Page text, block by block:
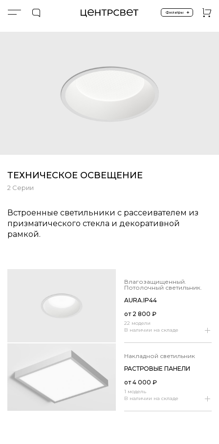
Фильтры +
ТЕХНИЧЕСКОЕ ОСВЕЩЕНИЕ
2 Серии
Встроенные светильники с рассеивателем из
призматического стекла и декоративной
рамкой.
Влагозащищенный.
Потолочный светильник.
22 модели
В наличии на складе
AURA.​IP44
от 2 800 ₽
накладной светильник
1 модель
В наличии на складе
РАСТРОВЫЕ ПАНЕЛИ
от4 000 ₽